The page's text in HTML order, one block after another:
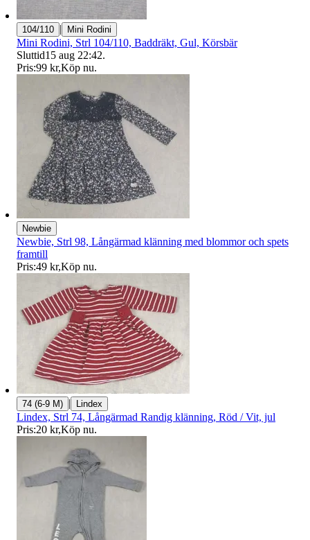
104/110 | Mini Rodini
Mini Rodini, Strl 104/110, Baddräkt, Gul, Körsbär
Sluttid15 aug 22:42.
Pris:99 kr,Köp nu.
Newbie
Newbie, Strl 98, Långärmad klänning med blommor och spets
framtill
Pris:49 kr,Köp nu.
74 (6-9 M) | Lindex
Lindex, Strl 74, Långärmad Randig klänning, Röd / Vit, jul
Pris:20 kr,Köp nu.